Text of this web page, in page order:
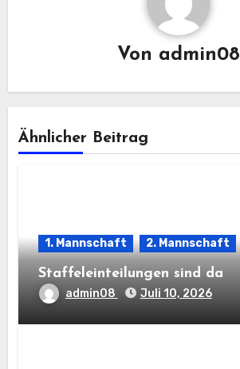
Von admin08
Ähnlicher Beitrag
1. Mannschaft 2. Mannschaft
Staffeleinteilungen sind da
admin08 Juli 10, 2026